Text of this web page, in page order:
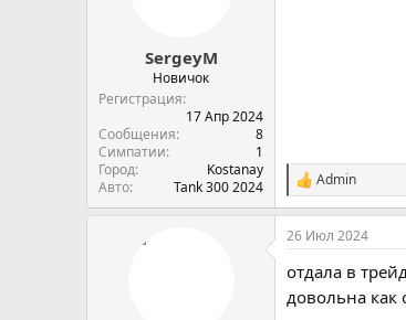
SergeyM
Новичок
Регистрация
17 Апр 2024
Сообщения
8
Симпатии
1
Город
Kostanay
Авто
Tank 300 2024
С
и
м
п
т
и
и
Admin
26 Июл 2024
отдала в
довольна как